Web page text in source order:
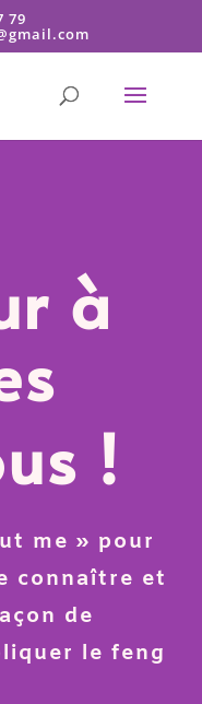
79
à
!
me » pour
connaître et
de
le feng